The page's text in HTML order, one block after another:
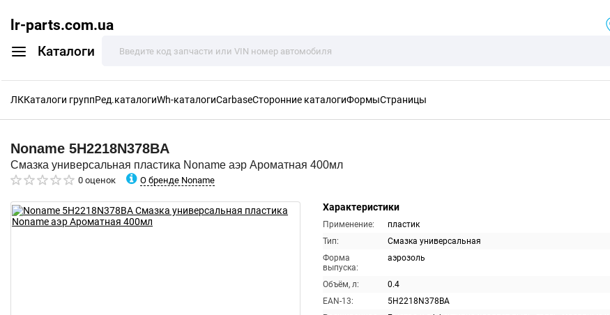
lr-parts.com.ua
Каталоги
ЛККаталоги группРед.каталогиWh-каталогиCarbaseСторонние каталогиФормыСтраницы
Noname 5H2218N378BA
Смазка универсальная пластика Noname аэр Ароматная 400мл
0 оценок О бренде Noname
Характеристики
Применение:
пластик
Тип:
Смазка универсальная
Форма
выпуска:
аэрозоль
Объём, л:
0.4
EAN-13:
5H2218N378BA